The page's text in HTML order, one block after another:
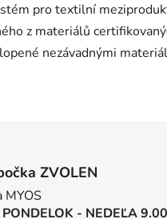
pro textilní
z materiálů
nezávadnými
ZVOLEN
MYOS
PONDELOK - NEDEĽA